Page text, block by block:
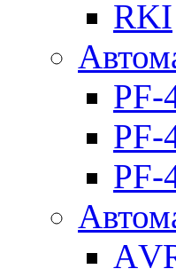
RKI
PF-
PF-
PF-